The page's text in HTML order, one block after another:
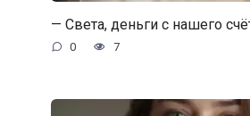
— Света, деньги с нашего
0 7